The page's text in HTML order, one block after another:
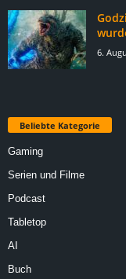
6.
Beliebte Kategorie
Gaming
Serien und Filme
Podcast
Tabletop
AI
Buch